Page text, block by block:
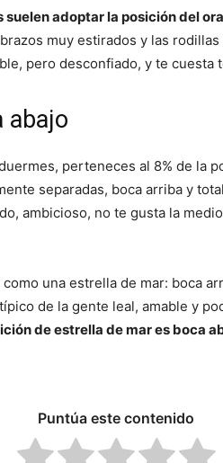
suelen adoptar la posición del
muy estirados y las
pero desconfiado, y te cuesta
abajo
perteneces al 8% de la
separadas, boca arriba y
ambicioso, no te gusta la
una estrella de mar: boca
de la gente leal, amable y
de estrella de mar es boca
Puntúa este contenido